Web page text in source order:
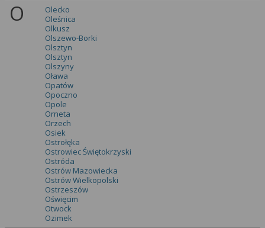
O
Olecko
Oleśnica
Olkusz
Olszewo-Borki
Olsztyn
Olsztyn
Olszyny
Oława
Opatów
Opoczno
Opole
Orneta
Orzech
Osiek
Ostrołęka
Ostrowiec Świętokrzyski
Ostróda
Ostrów Mazowiecka
Ostrów Wielkopolski
Ostrzeszów
Oświęcim
Otwock
Ozimek